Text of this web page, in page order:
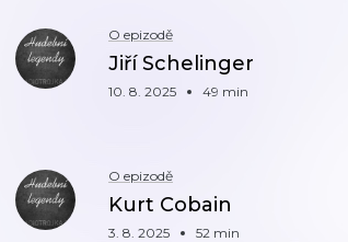
O epizodě
Jiří Schelinger
10. 8. 2025 49 min
O epizodě
Kurt Cobain
3. 8. 2025 52 min